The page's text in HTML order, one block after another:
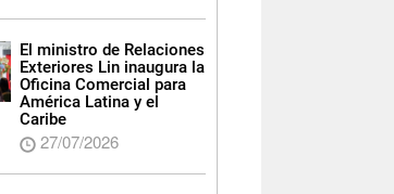
El ministro de Relaciones
Exteriores Lin inaugura la
Oficina Comercial para
América Latina y el
Caribe
27/07/2026